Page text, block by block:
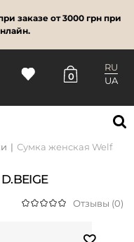
заказе от 3000 грн при
0
RU
UA
Сумка женская Welfare
Отзывы (0)